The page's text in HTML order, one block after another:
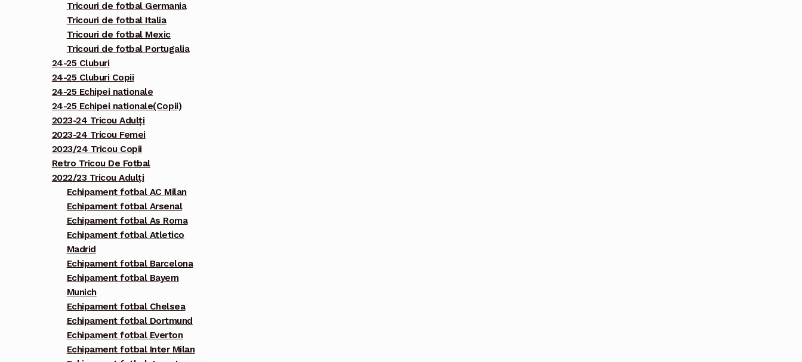
Tricouri de fotbal Germania
Tricouri de fotbal Italia
Tricouri de fotbal Mexic
Tricouri de fotbal Portugalia
24-25 Cluburi
24-25 Cluburi Copii
24-25 Echipei nationale
24-25 Echipei nationale(Copii)
2023-24 Tricou Adulți
2023-24 Tricou Femei
2023/24 Tricou Copii
Retro Tricou De Fotbal
2022/23 Tricou Adulți
Echipament fotbal AC Milan
Echipament fotbal Arsenal
Echipament fotbal As Roma
Echipament fotbal Atletico
Madrid
Echipament fotbal Barcelona
Echipament fotbal Bayern
Munich
Echipament fotbal Chelsea
Echipament fotbal Dortmund
Echipament fotbal Everton
Echipament fotbal Inter Milan